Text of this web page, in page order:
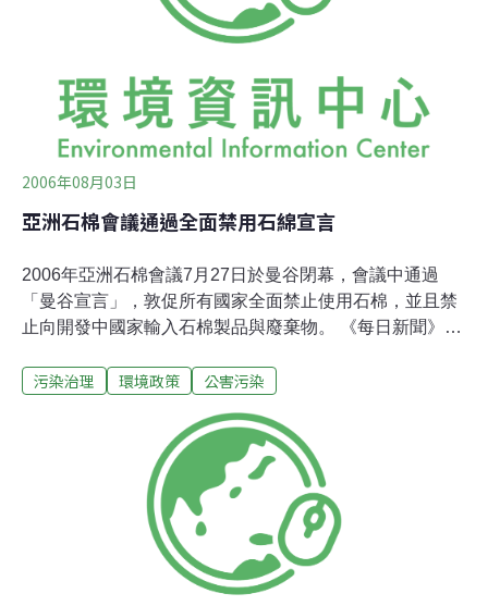
2006年08月03日
亞洲石棉會議通過全面禁用石綿宣言
2006年亞洲石棉會議7月27日於曼谷閉幕，會議中通過
「曼谷宣言」，敦促所有國家全面禁止使用石棉，並且禁
止向開發中國家輸入石棉製品與廢棄物。 《每日新聞》曼
訴請各界對以下事項採取緊急行動：尋找使用安全的替代
國家；實施石棉相關病症的調查，與落實對石棉受害者及
其遺族適當且迅速的補償。 與會人士也對於會議主辦國泰
國的平均每人的石棉消費量居於首位，表示憂心。泰國政
府的相關人士則回應說：「不久的將來，會考慮石棉的禁
止」。此次會議，超過300人參加，包括澳洲、歐美等26
個國家的非政府組織、醫師、政府相關代表。
污染治理 環境政策 公害污染